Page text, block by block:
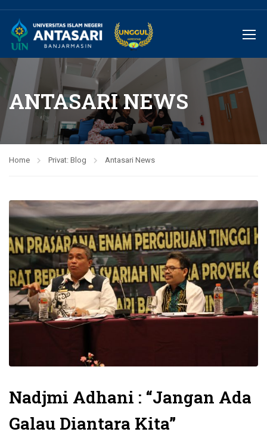
ANTASARI NEWS
Home Privat: Blog Antasari News
Nadjmi Adhani : “Jangan Ada
Galau Diantara Kita”